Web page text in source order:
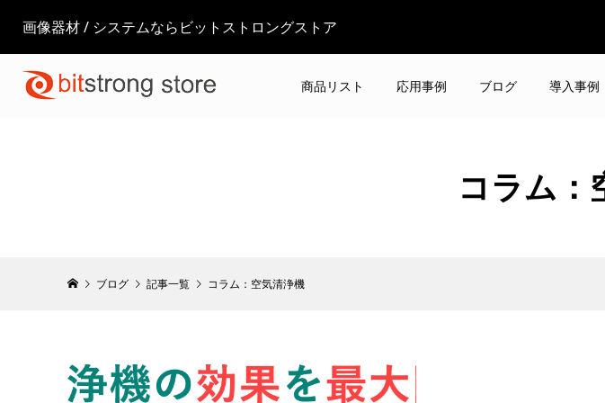
画像器材 / システムならビットストロングストア
商品リスト 応用事例 ブログ 導入事例
コラム：
ブログ 記事一覧 コラム：空気清浄機